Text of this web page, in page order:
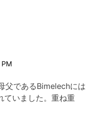
父であるBimelechには
ていました。重ね重